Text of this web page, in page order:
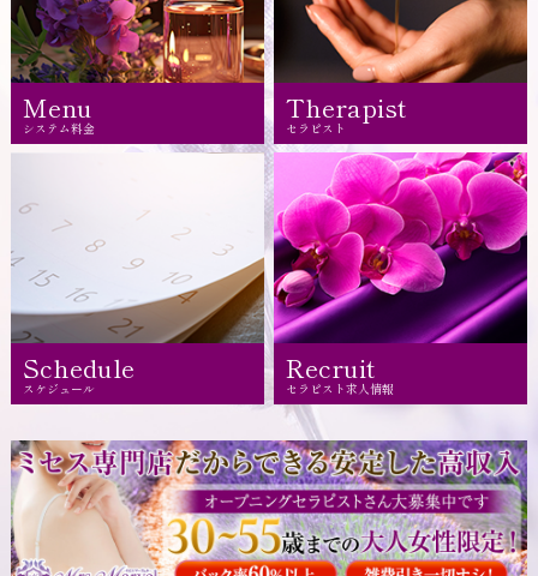
Menu
システム料金
Therapist
セラピスト
Schedule
スケジュール
Recruit
セラピスト求人情報